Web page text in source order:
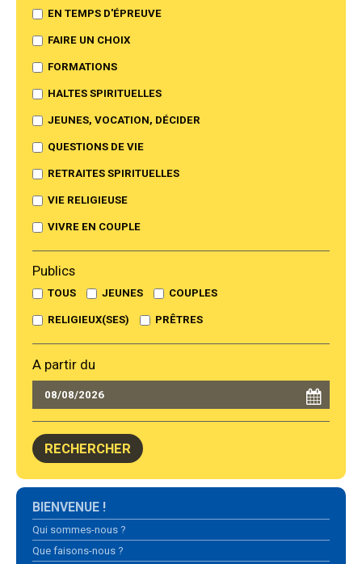
EN TEMPS D'ÉPREUVE
FAIRE UN CHOIX
FORMATIONS
HALTES SPIRITUELLES
JEUNES, VOCATION, DÉCIDER
QUESTIONS DE VIE
RETRAITES SPIRITUELLES
VIE RELIGIEUSE
VIVRE EN COUPLE
Publics
TOUS JEUNES COUPLES
RELIGIEUX(SES) PRÊTRES
A partir du
Navigation
BIENVENUE !
Qui sommes-nous ?
Que faisons-nous ?